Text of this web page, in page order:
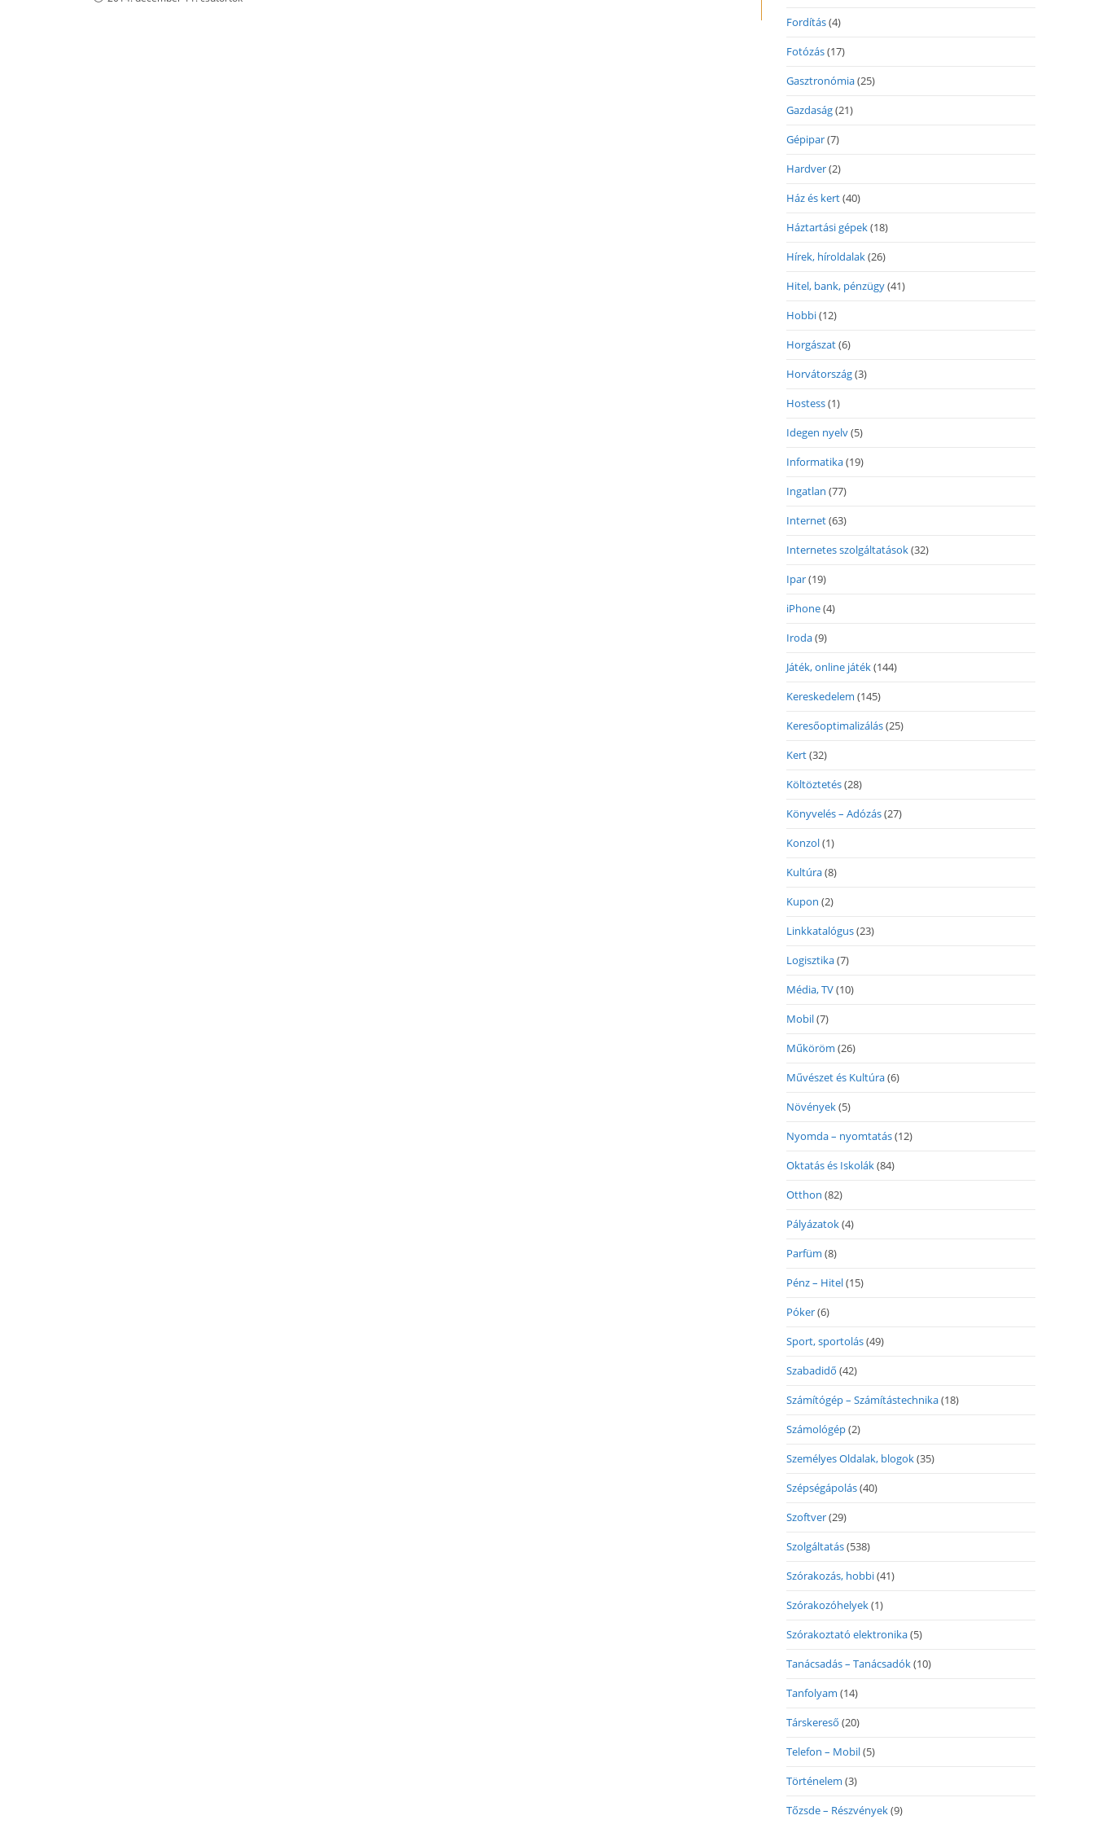
Fordítás(4)
Fotózás(17)
Gasztronómia(25)
Gazdaság(21)
Gépipar(7)
Hardver(2)
Ház és kert(40)
Háztartási gépek(18)
Hírek, híroldalak(26)
Hitel, bank, pénzügy(41)
Hobbi(12)
Horgászat(6)
Horvátország(3)
Hostess(1)
Idegen nyelv(5)
Informatika(19)
Ingatlan (77)
Internet(63)
Internetes szolgáltatások(32)
Ipar(19)
iPhone(4)
Iroda(9)
Játék, online játék(144)
Kereskedelem (145)
Keresőoptimalizálás(25)
Kert(32)
Költöztetés(28)
Könyvelés – Adózás(27)
Konzol(1)
Kultúra(8)
Kupon (2)
Linkkatalógus(23)
Logisztika(7)
Média, TV(10)
Mobil(7)
Műköröm (26)
Művészet és Kultúra(6)
Növények(5)
Nyomda – nyomtatás(12)
Oktatás és Iskolák(84)
Otthon (82)
Pályázatok(4)
Parfüm (8)
Pénz – Hitel(15)
Póker(6)
Sport, sportolás(49)
Szabadidő (42)
Számítógép – Számítástechnika(18)
Számológép(2)
Személyes Oldalak, blogok(35)
Szépségápolás(40)
Szoftver(29)
Szolgáltatás(538)
Szórakozás, hobbi(41)
Szórakozóhelyek(1)
Szórakoztató elektronika(5)
Tanácsadás – Tanácsadók(10)
Tanfolyam (14)
Társkereső (20)
Telefon – Mobil(5)
Történelem (3)
Tőzsde – Részvények(9)